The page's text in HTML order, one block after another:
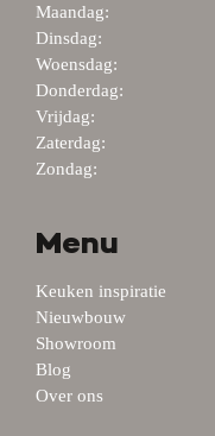
Maandag:
Dinsdag:
Woensdag:
Donderdag:
Vrijdag:
Zaterdag:
Zondag:
Menu
Keuken inspiratie
Nieuwbouw
Showroom
Blog
Over ons